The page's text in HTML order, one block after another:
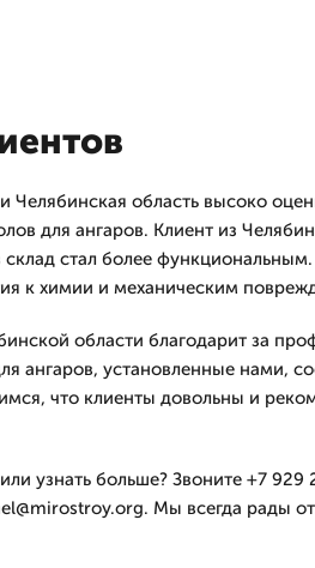
Челябинская область высоко
для ангаров. Клиент из
склад стал более
к химии и механическим
области благодарит за
ангаров, установленные нами,
что клиенты довольны и
узнать больше? Звоните +7
Мы всегда рады